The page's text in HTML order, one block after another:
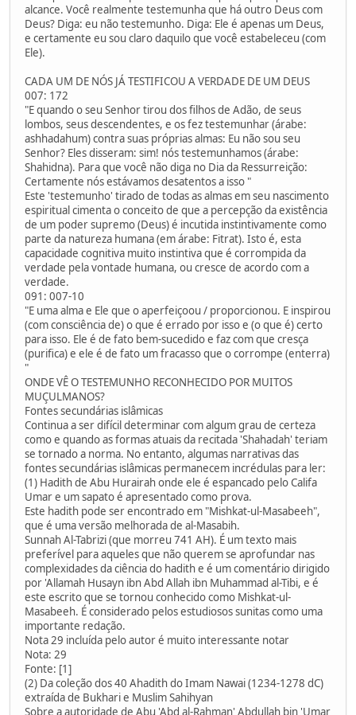
alcance. Você realmente testemunha que há outro Deus com
Deus? Diga: eu não testemunho. Diga: Ele é apenas um Deus,
e certamente eu sou claro daquilo que você estabeleceu (com
Ele).
CADA UM DE NÓS JÁ TESTIFICOU A VERDADE DE UM DEUS
007: 172
"E quando o seu Senhor tirou dos filhos de Adão, de seus
lombos, seus descendentes, e os fez testemunhar (árabe:
ashhadahum) contra suas próprias almas: Eu não sou seu
Senhor? Eles disseram: sim! nós testemunhamos (árabe:
Shahidna). Para que você não diga no Dia da Ressurreição:
Certamente nós estávamos desatentos a isso "
Este 'testemunho' tirado de todas as almas em seu nascimento
espiritual cimenta o conceito de que a percepção da existência
de um poder supremo (Deus) é incutida instintivamente como
parte da natureza humana (em árabe: Fitrat). Isto é, esta
capacidade cognitiva muito instintiva que é corrompida da
verdade pela vontade humana, ou cresce de acordo com a
verdade.
091: 007-10
"E uma alma e Ele que o aperfeiçoou / proporcionou. E inspirou
(com consciência de) o que é errado por isso e (o que é) certo
para isso. Ele é de fato bem-sucedido e faz com que cresça
(purifica) e ele é de fato um fracasso que o corrompe (enterra)
"
ONDE VÊ O TESTEMUNHO RECONHECIDO POR MUITOS
MUÇULMANOS?
Fontes secundárias islâmicas
Continua a ser difícil determinar com algum grau de certeza
como e quando as formas atuais da recitada 'Shahadah' teriam
se tornado a norma. No entanto, algumas narrativas das
fontes secundárias islâmicas permanecem incrédulas para ler:
(1) Hadith de Abu Hurairah onde ele é espancado pelo Califa
Umar e um sapato é apresentado como prova.
Este hadith pode ser encontrado em "Mishkat-ul-Masabeeh",
que é uma versão melhorada de al-Masabih.
Sunnah Al-Tabrizi (que morreu 741 AH). É um texto mais
preferível para aqueles que não querem se aprofundar nas
complexidades da ciência do hadith e é um comentário dirigido
por 'Allamah Husayn ibn Abd Allah ibn Muhammad al-Tibi, e é
este escrito que se tornou conhecido como Mishkat-ul-
Masabeeh. É considerado pelos estudiosos sunitas como uma
importante redação.
Nota 29 incluída pelo autor é muito interessante notar
Nota: 29
Fonte: [1]
(2) Da coleção dos 40 Ahadith do Imam Nawai (1234-1278 dC)
extraída de Bukhari e Muslim Sahihyan
Sobre a autoridade de Abu 'Abd al-Rahman' Abdullah bin 'Umar